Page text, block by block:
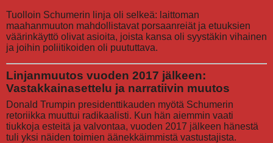
Tuolloin Schumerin linja oli selkeä: laittoman
maahanmuuton mahdollistavat porsaanreiät ja etuuksien
väärinkäyttö olivat asioita, joista kansa oli syystäkin vihainen
ja joihin poliitikoiden oli puututtava.
Linjanmuutos vuoden 2017 jälkeen:
Vastakkainasettelu ja narratiivin muutos
Donald Trumpin presidenttikauden myötä Schumerin
retoriikka muuttui radikaalisti. Kun hän aiemmin vaati
tiukkoja esteitä ja valvontaa, vuoden 2017 jälkeen hänestä
tuli yksi näiden toimien äänekkäimmistä vastustajista.